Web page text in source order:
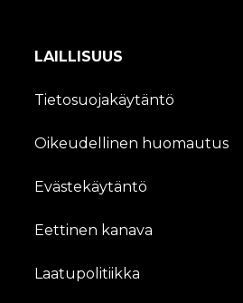
LAILLISUUS
Tietosuojakäytäntö
Oikeudellinen huomautus
Evästekäytäntö
Eettinen kanava
Laatupolitiikka